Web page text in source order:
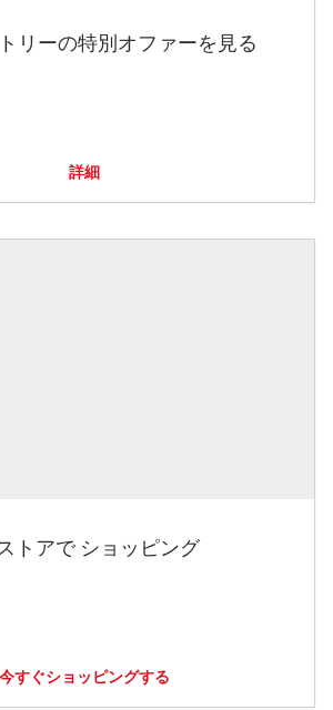
リーの特別オファーを見る
詳細
トアで ショッピング
今すぐショッピングする